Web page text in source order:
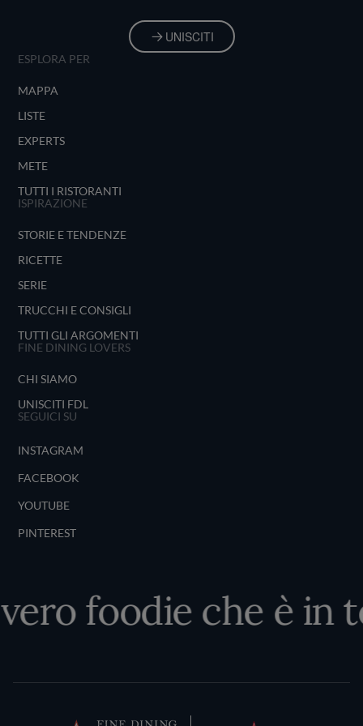
UNISCITI
ESPLORA PER
MAPPA
LISTE
EXPERTS
METE
TUTTI I RISTORANTI
ISPIRAZIONE
STORIE E TENDENZE
RICETTE
SERIE
TRUCCHI E CONSIGLI
TUTTI GLI ARGOMENTI
FINE DINING LOVERS
CHI SIAMO
UNISCITI FDL
SEGUICI SU
INSTAGRAM
FACEBOOK
YOUTUBE
PINTEREST
foodie che è in